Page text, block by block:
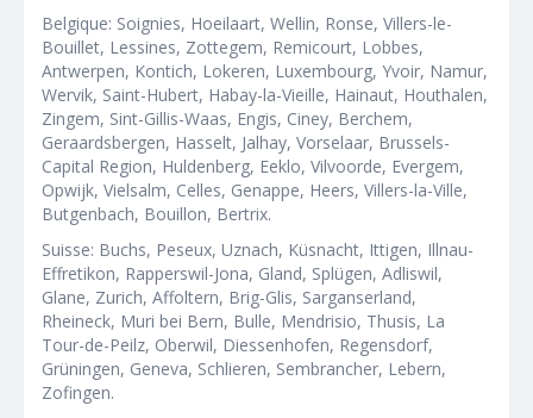
Belgique: Soignies, Hoeilaart, Wellin, Ronse, Villers-le-
Bouillet, Lessines, Zottegem, Remicourt, Lobbes,
Antwerpen, Kontich, Lokeren, Luxembourg, Yvoir, Namur,
Wervik, Saint-Hubert, Habay-la-Vieille, Hainaut, Houthalen,
Zingem, Sint-Gillis-Waas, Engis, Ciney, Berchem,
Geraardsbergen, Hasselt, Jalhay, Vorselaar, Brussels-
Capital Region, Huldenberg, Eeklo, Vilvoorde, Evergem,
Opwijk, Vielsalm, Celles, Genappe, Heers, Villers-la-Ville,
Butgenbach, Bouillon, Bertrix.
Suisse: Buchs, Peseux, Uznach, Küsnacht, Ittigen, Illnau-
Effretikon, Rapperswil-Jona, Gland, Splügen, Adliswil,
Glane, Zurich, Affoltern, Brig-Glis, Sarganserland,
Rheineck, Muri bei Bern, Bulle, Mendrisio, Thusis, La
Tour-de-Peilz, Oberwil, Diessenhofen, Regensdorf,
Grüningen, Geneva, Schlieren, Sembrancher, Lebern,
Zofingen.